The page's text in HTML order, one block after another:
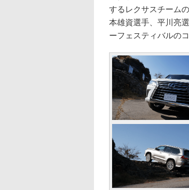
するレクサスチーム
本雄資選手、平川亮
ーフェスティバルの